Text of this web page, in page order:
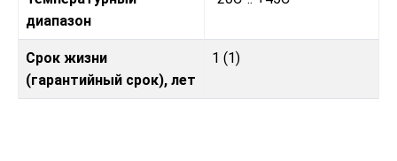
диапазон
Срок жизни
(гарантийный срок), лет
1 (1)